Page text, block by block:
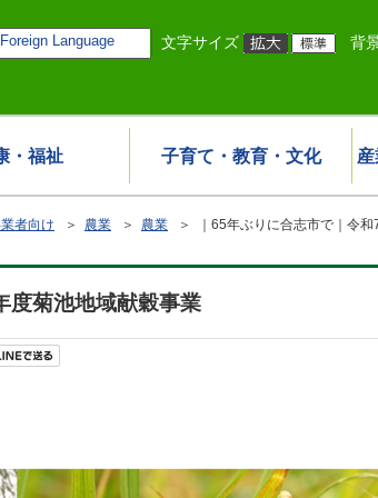
Foreign Language 文字サイズ 背
・福祉 子育て・教育・文化
者向け ＞ 農業 ＞ 農業 ＞ ｜65年ぶりに合志市で｜令和
度菊池地域献穀事業